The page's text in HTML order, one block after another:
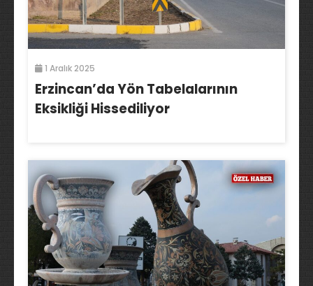
1 Aralık 2025
Erzincan’da Yön Tabelalarının
Eksikliği Hissediliyor